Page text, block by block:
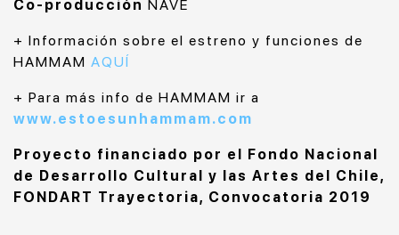
Co-producción NAVE
+ Información sobre el estreno y funciones de
HAMMAM AQUÍ
+ Para más info de HAMMAM ir a
www.estoesunhammam.com
Proyecto financiado por el Fondo Nacional
de Desarrollo Cultural y las Artes del Chile,
FONDART Trayectoria, Convocatoria 2019